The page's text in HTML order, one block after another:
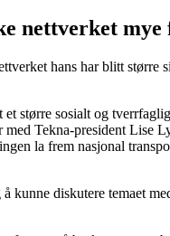
nettverket mye
hans har blitt større
et større sosialt og
med Tekna-president Lise
la frem nasjonal
kunne diskutere temaet